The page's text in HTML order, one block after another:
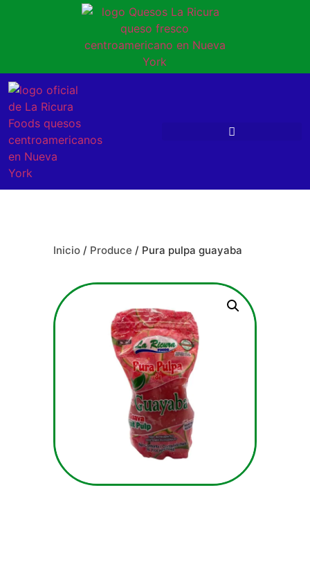
Inicio / Produce / Pura pulpa guayaba